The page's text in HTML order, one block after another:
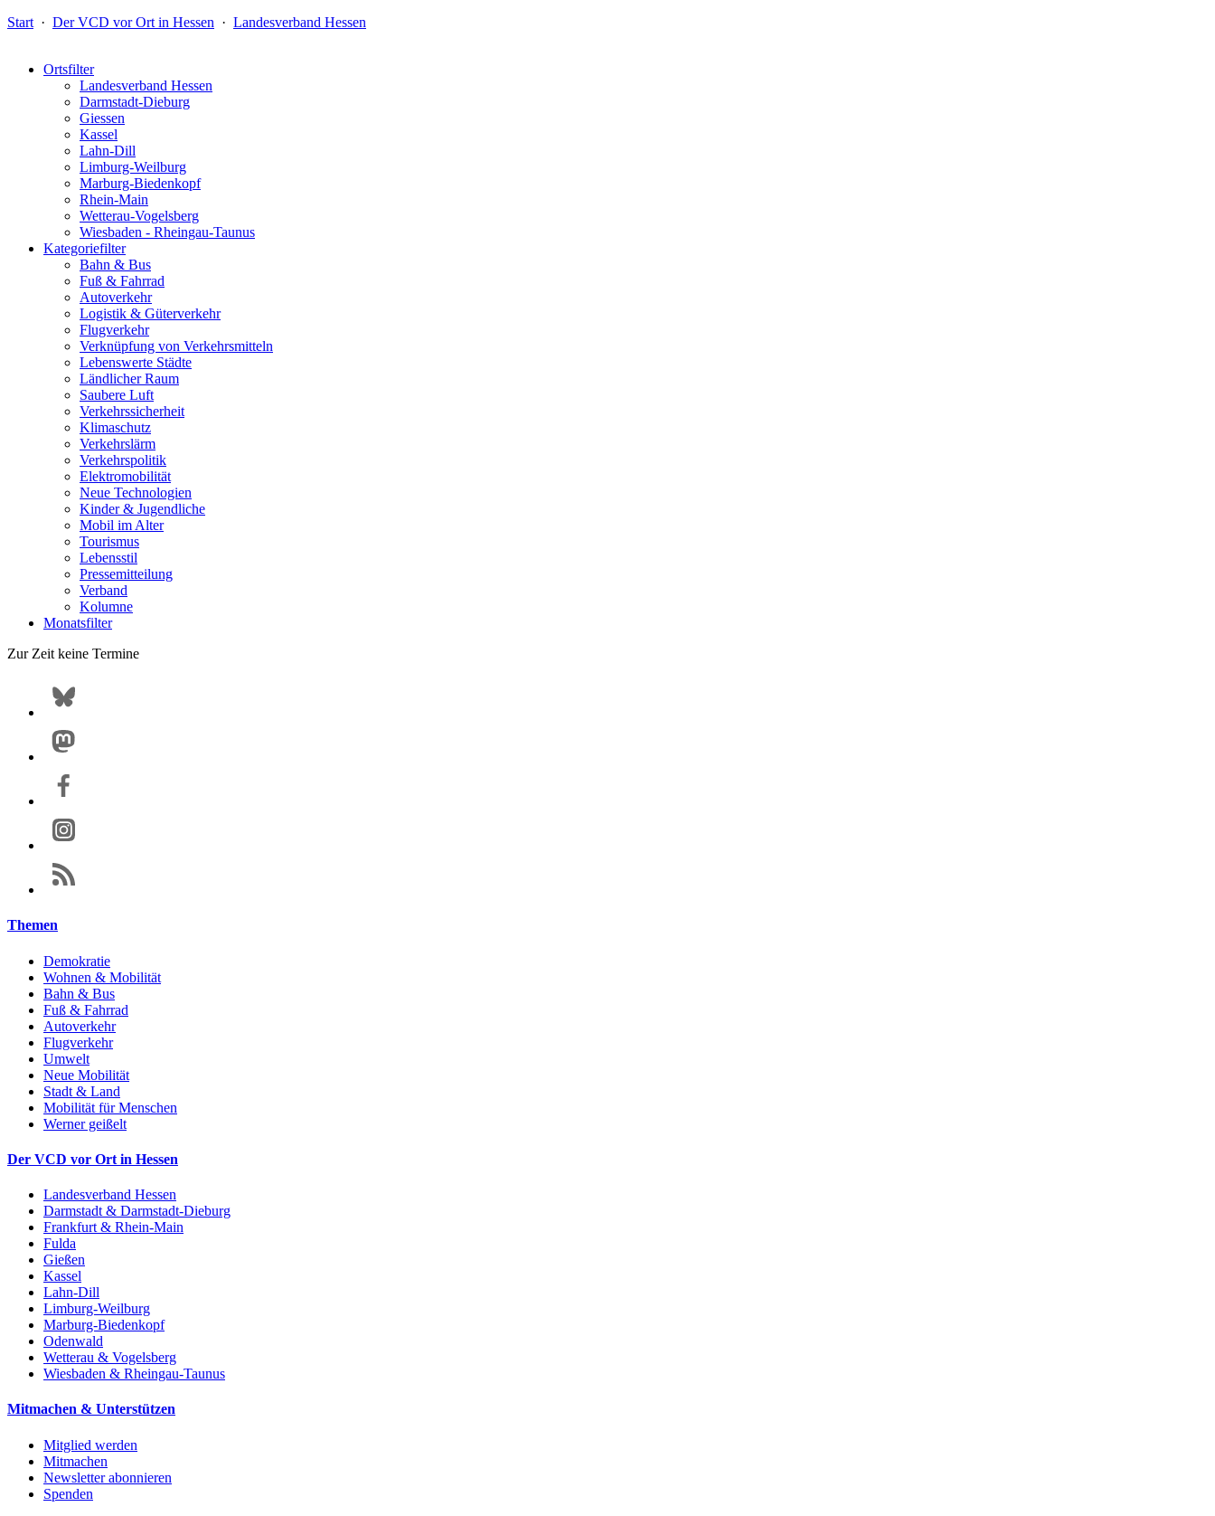
Start · Der VCD vor Ort in Hessen · Landesverband Hessen
Ortsfilter
Landesverband Hessen
Darmstadt-Dieburg
Giessen
Kassel
Lahn-Dill
Limburg-Weilburg
Marburg-Biedenkopf
Rhein-Main
Wetterau-Vogelsberg
Wiesbaden - Rheingau-Taunus
Kategoriefilter
Bahn & Bus
Fuß & Fahrrad
Autoverkehr
Logistik & Güterverkehr
Flugverkehr
Verknüpfung von Verkehrsmitteln
Lebenswerte Städte
Ländlicher Raum
Saubere Luft
Verkehrssicherheit
Klimaschutz
Verkehrslärm
Verkehrspolitik
Elektromobilität
Neue Technologien
Kinder & Jugendliche
Mobil im Alter
Tourismus
Lebensstil
Pressemitteilung
Verband
Kolumne
Monatsfilter
Zur Zeit keine Termine
Themen
Demokratie
Wohnen & Mobilität
Bahn & Bus
Fuß & Fahrrad
Autoverkehr
Flugverkehr
Umwelt
Neue Mobilität
Stadt & Land
Mobilität für Menschen
Werner geißelt
Der VCD vor Ort in Hessen
Landesverband Hessen
Darmstadt & Darmstadt-Dieburg
Frankfurt & Rhein-Main
Fulda
Gießen
Kassel
Lahn-Dill
Limburg-Weilburg
Marburg-Biedenkopf
Odenwald
Wetterau & Vogelsberg
Wiesbaden & Rheingau-Taunus
Mitmachen & Unterstützen
Mitglied werden
Mitmachen
Newsletter abonnieren
Spenden